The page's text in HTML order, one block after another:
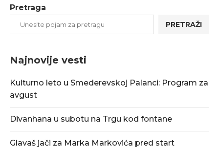
Pretraga
PRETRAŽI
Najnovije vesti
Kulturno leto u Smederevskoj Palanci: Program za
avgust
Divanhana u subotu na Trgu kod fontane
Glavaš jači za Marka Markovića pred start